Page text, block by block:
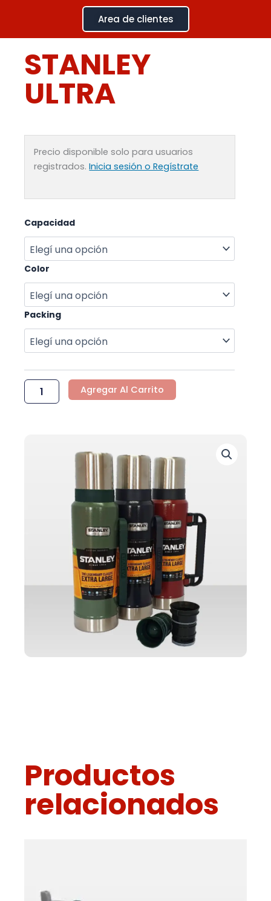
contenido
Area de clientes
STANLEY
ULTRA
Precio disponible solo para usuarios
registrados.Inicia sesión o Regístrate
Capacidad
Color
Packing
STANLEY
ULTRA
cantidad
Agregar Al Carrito
Productos
relacionados